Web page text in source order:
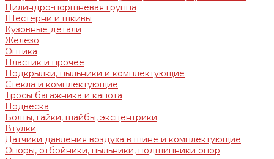
Цилиндро-поршневая группа
Шестерни и шкивы
Кузовные детали
Железо
Оптика
Пластик и прочее
Подкрылки, пыльники и комплектующие
Стекла и комплектующие
Тросы багажника и капота
Подвеска
Болты, гайки, шайбы, эксцентрики
Втулки
Датчики давления воздуха в шине и комплектующие
Опоры, отбойники, пыльники, подшипники опор